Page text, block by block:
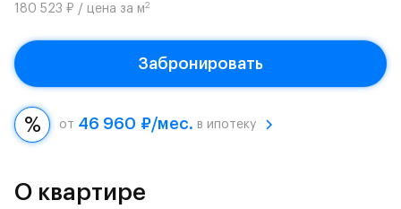
180 523 ₽ / цена за м2
Забронировать
от 46 960 ₽/мес. в ипотеку
О квартире